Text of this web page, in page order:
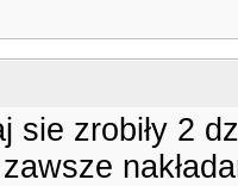
sie zrobiły 2